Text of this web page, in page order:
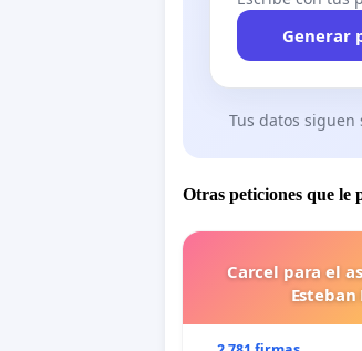
Generar
Tus datos siguen
Otras peticiones que le
Carcel para el
Esteban